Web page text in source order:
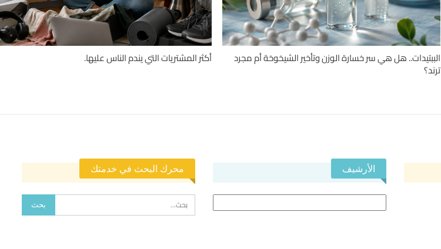
الببتيدات.. هل هي سر خسارة الوزن وتأخير الشيخوخة أم مجرد
ترند؟
أكثر المشتريات التي يندم الناس عليها.
الأرشيف محرك البحث في خدمتك